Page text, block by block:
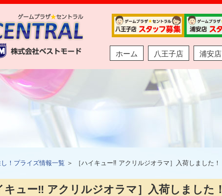
ホーム 八王子店 浦安店
！プライズ情報一覧 ＞ ［ハイキュー‼ アクリルジオラマ］入荷しました！
キュー‼ アクリルジオラマ］入荷しました！